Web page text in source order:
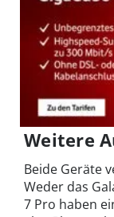
Weitere
Beide Geräte
Weder das
7 Pro haben